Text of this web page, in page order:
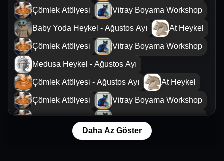
Çömlek Atölyesi Vitray Boyama Workshop
Baby Yoda Heykel - Ağustos Ayı At Heykel
Çömlek Atölyesi Vitray Boyama Workshop
Medusa Heykel - Ağustos Ayı
Çömlek Atölyesi - Ağustos Ayı At Heykel
Çömlek Atölyesi Vitray Boyama Workshop
Çömlek Atölyesi Vitray Boyama Workshop
Çömlek Atölyesi
Daha Az Göster